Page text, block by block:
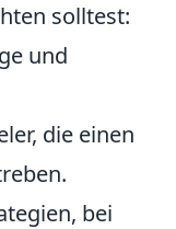
solltest:
und
die einen
bei